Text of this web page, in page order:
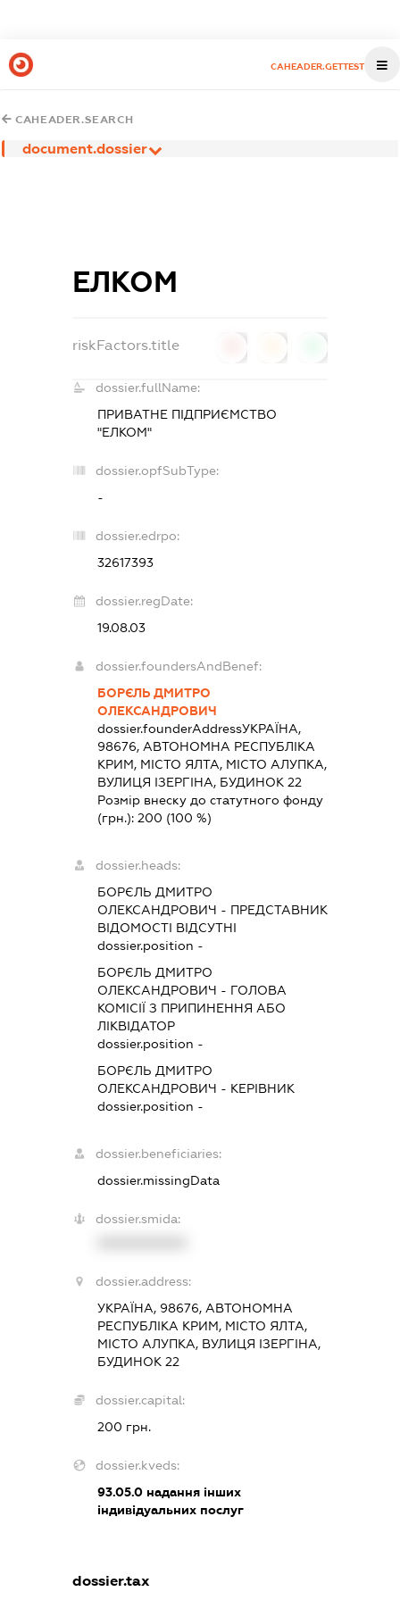
CAHEADER.GETTEST
CAHEADER.SEARCH
document.dossier
ЕЛКОМ
riskFactors.title
dossier.fullName:
ПРИВАТНЕ ПІДПРИЄМСТВО
"ЕЛКОМ"
dossier.opfSubType:
-
dossier.edrpo:
32617393
dossier.regDate:
19.08.03
dossier.foundersAndBenef:
БОРЄЛЬ ДМИТРО
ОЛЕКСАНДРОВИЧ
dossier.founderAddressУКРАЇНА,
98676, АВТОНОМНА РЕСПУБЛІКА
КРИМ, МІСТО ЯЛТА, МІСТО АЛУПКА,
ВУЛИЦЯ ІЗЕРГІНА, БУДИНОК 22
Розмір внеску до статутного фонду
(грн.): 200 (100 %)
dossier.heads:
БОРЄЛЬ ДМИТРО
ОЛЕКСАНДРОВИЧ - ПРЕДСТАВНИК
ВІДОМОСТІ ВІДСУТНІ
dossier.position -
БОРЄЛЬ ДМИТРО
ОЛЕКСАНДРОВИЧ - ГОЛОВА
КОМІСІЇ З ПРИПИНЕННЯ АБО
ЛІКВІДАТОР
dossier.position -
БОРЄЛЬ ДМИТРО
ОЛЕКСАНДРОВИЧ - КЕРІВНИК
dossier.position -
dossier.beneficiaries:
dossier.missingData
dossier.smida:
dossier.address:
УКРАЇНА, 98676, АВТОНОМНА
РЕСПУБЛІКА КРИМ, МІСТО ЯЛТА,
МІСТО АЛУПКА, ВУЛИЦЯ ІЗЕРГІНА,
БУДИНОК 22
dossier.capital:
200 грн.
dossier.kveds:
93.05.0надання інших
індивідуальних послуг
dossier.tax